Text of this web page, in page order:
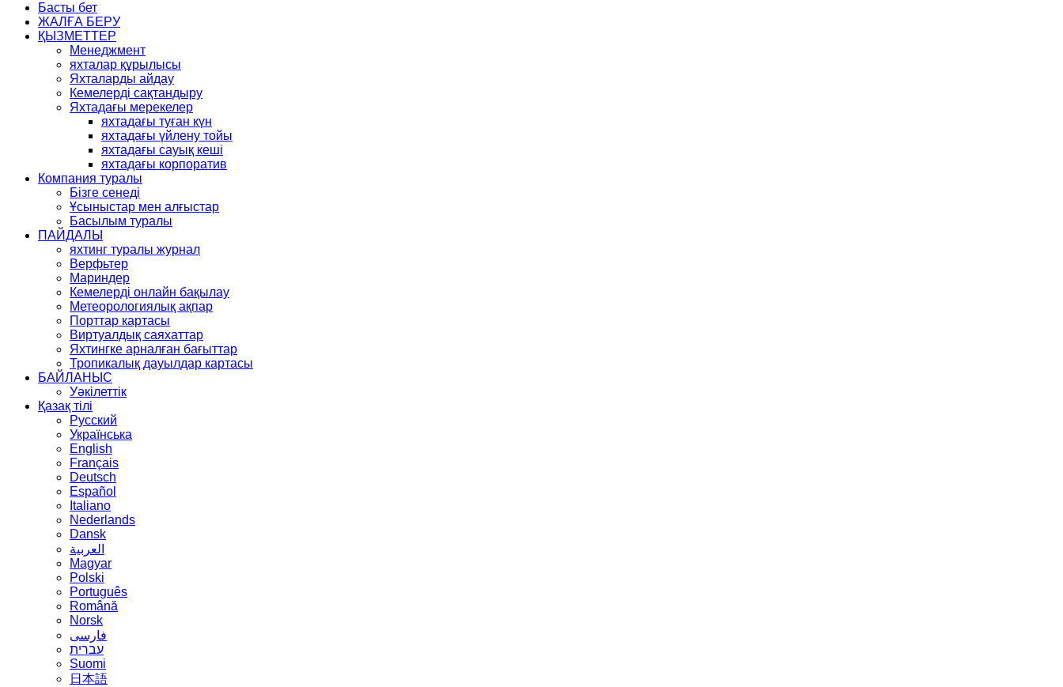
Басты бет
ЖАЛҒА БЕРУ
ҚЫЗМЕТТЕР
Менеджмент
яхталар құрылысы
Яхталарды айдау
Кемелерді сақтандыру
Яхтадағы мерекелер
яхтадағы туған күн
яхтадағы үйлену тойы
яхтадағы сауық кеші
яхтадағы корпоратив
Компания туралы
Бізге сенеді
Ұсыныстар мен алғыстар
Басылым туралы
ПАЙДАЛЫ
яхтинг туралы журнал
Верфьтер
Мариндер
Кемелерді онлайн бақылау
Метеорологиялық ақпар
Порттар картасы
Виртуалдық саяхаттар
Яхтингке арналған бағыттар
Тропикалық дауылдар картасы
БАЙЛАНЫС
Уәкілеттік
Қазақ тілі
Русский
Українська
English
Français
Deutsch
Español
Italiano
Nederlands
Dansk
العربية
Magyar
Polski
Português
Română
Norsk
فارسی
עברית
Suomi
日本語